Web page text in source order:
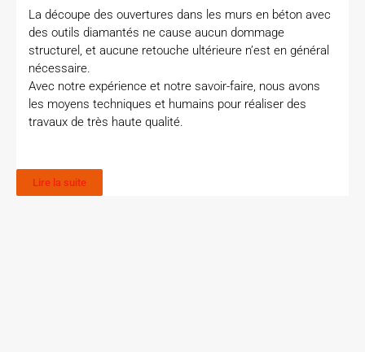
La découpe des ouvertures dans les murs en béton avec
des outils diamantés ne cause aucun dommage
structurel, et aucune retouche ultérieure n’est en général
nécessaire.
Avec notre expérience et notre savoir-faire, nous avons
les moyens techniques et humains pour réaliser des
travaux de très haute qualité.
Lire la suite